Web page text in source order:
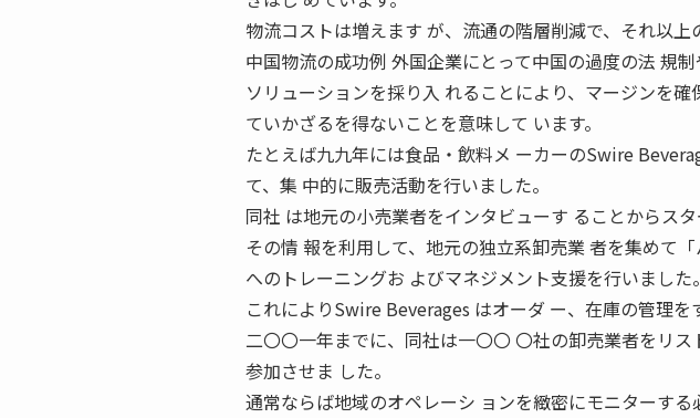
物流コストは増えます が、流通の階層削減で、それ以上
中国物流の成功例 外国企業にとって中国の過度の法 規
ソリューションを採り入 れることにより、マージンを
ていかざるを得ないことを意味して います。
たとえば九九年には食品・飲料メ ーカーのSwire
て、集 中的に販売活動を行いました。
同社 は地元の小売業者をインタビューす ることからスタ
その情 報を利用して、地元の独立系卸売業 者を集めて
へのトレーニングお よびマネジメント支援を行いました。
これによりSwire Beverages はオーダ ー、在庫の管理を
二〇〇一年までに、同社は一〇〇 〇社の卸売業者をリ
参加させま した。
通常ならば地域のオペレーシ ョンを緻密にモニターす